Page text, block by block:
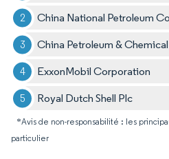
China National Petroleum
China Petroleum &
ExxonMobil Corporation
Royal Dutch Shell Plc
*Avis de non-responsabilité : les
particulier